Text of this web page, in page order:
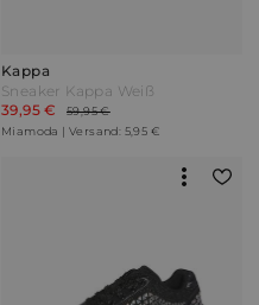
Kappa
Sneaker Kappa Weiß
39,95 €
59,95 €
Miamoda | Versand: 5,95 €